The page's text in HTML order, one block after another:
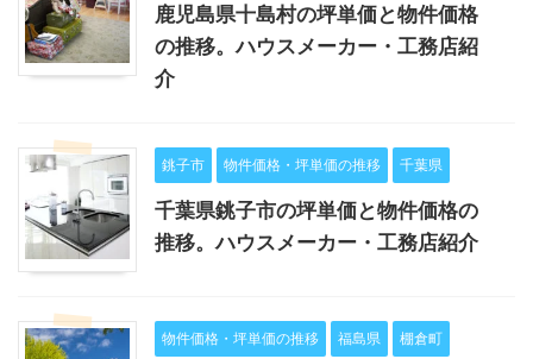
鹿児島県十島村の坪単価と物件価格
の推移。ハウスメーカー・工務店紹
介
銚子市 物件価格・坪単価の推移 千葉県
千葉県銚子市の坪単価と物件価格の
推移。ハウスメーカー・工務店紹介
物件価格・坪単価の推移 福島県 棚倉町